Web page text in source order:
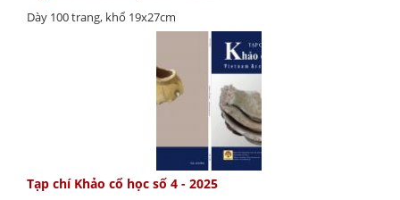
Dày 100 trang, khổ 19x27cm
Tạp chí Khảo cổ học số 4 - 2025